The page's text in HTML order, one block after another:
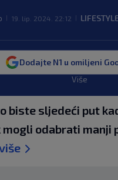
19. lip. 2024. 22:12 LIFESTYLE
Dodajte N1 u omiljeni
Više
biste sljedeći put
odabrati manji